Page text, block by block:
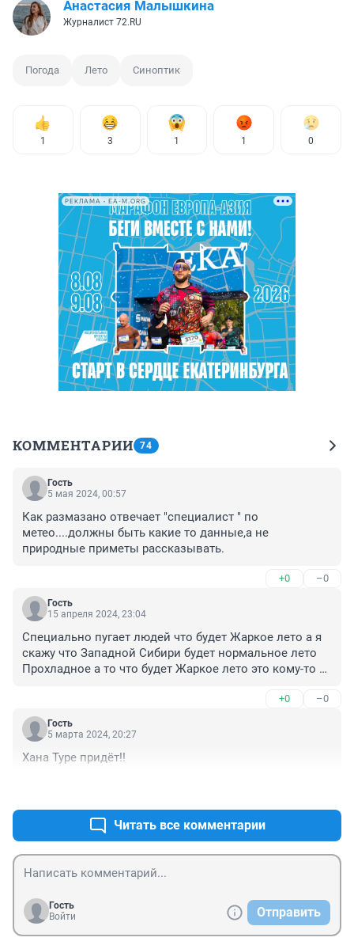
Анастасия Малышкина
Журналист 72.RU
Погода Лето Синоптик
1 3 1 1 0
РЕКЛАМА • EA-M.ORG
КОММЕНТАРИИ 74
Гость
5 мая 2024, 00:57
Как размазано отвечает "специалист " по
метео....должны быть какие то данные,а не
природные приметы рассказывать.
+0 –0
Гость
15 апреля 2024, 23:04
Специально пугает людей что будет Жаркое лето а я
скажу что Западной Сибири будет нормальное лето
Прохладное а то что будет Жаркое лето это кому-то
+0 –0
Гость
5 марта 2024, 20:27
Хана Туре придёт!!
Читать все комментарии
Гость
Войти
Отправить